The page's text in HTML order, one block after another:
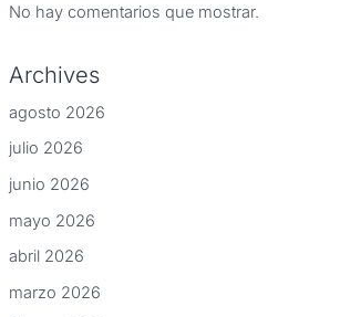
No hay comentarios que mostrar.
Archives
agosto 2026
julio 2026
junio 2026
mayo 2026
abril 2026
marzo 2026